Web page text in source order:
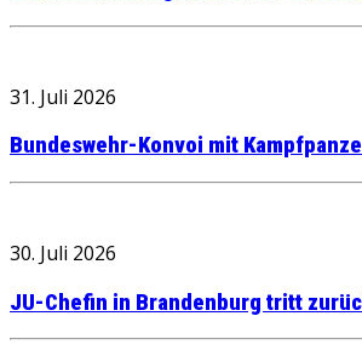
31. Juli 2026
Bundeswehr-Konvoi mit
30. Juli 2026
JU-Chefin in Brandenburg tritt